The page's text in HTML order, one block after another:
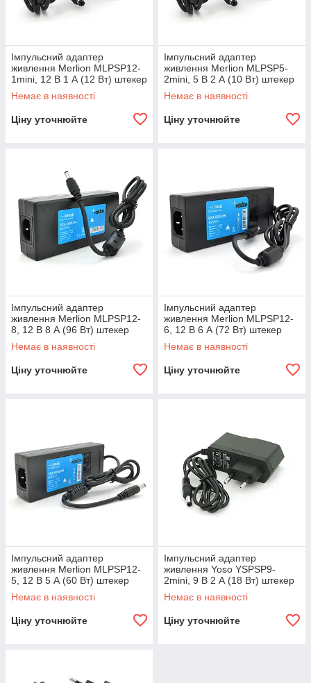
Імпульсний адаптер
живлення Merlion MLPSP12-
1mini, 12 В 1 А (12 Вт) штекер
5,5/2,5
Немає в наявності
Ціну уточнюйте
Імпульсний адаптер
живлення Merlion MLPSP5-
2mini, 5 В 2 А (10 Вт) штекер
5,5/2,5, довжина 0,5 м
Немає в наявності
Ціну уточнюйте
Імпульсний адаптер
живлення Merlion MLPSP12-
8, 12 В 8 А (96 Вт) штекер
5,5/2,5 + шнур живлення
Немає в наявності
Ціну уточнюйте
Імпульсний адаптер
живлення Merlion MLPSP12-
6, 12 В 6 А (72 Вт) штекер
5,5/2,5 + шнур живлення
Немає в наявності
Ціну уточнюйте
Імпульсний адаптер
живлення Merlion MLPSP12-
5, 12 В 5 А (60 Вт) штекер
5,5/2,5 + шнур живлення
Немає в наявності
Ціну уточнюйте
Імпульсний адаптер
живлення Yoso YSPSP9-
2mini, 9 В 2 А (18 Вт) штекер
5,5/2,5
Немає в наявності
Ціну уточнюйте